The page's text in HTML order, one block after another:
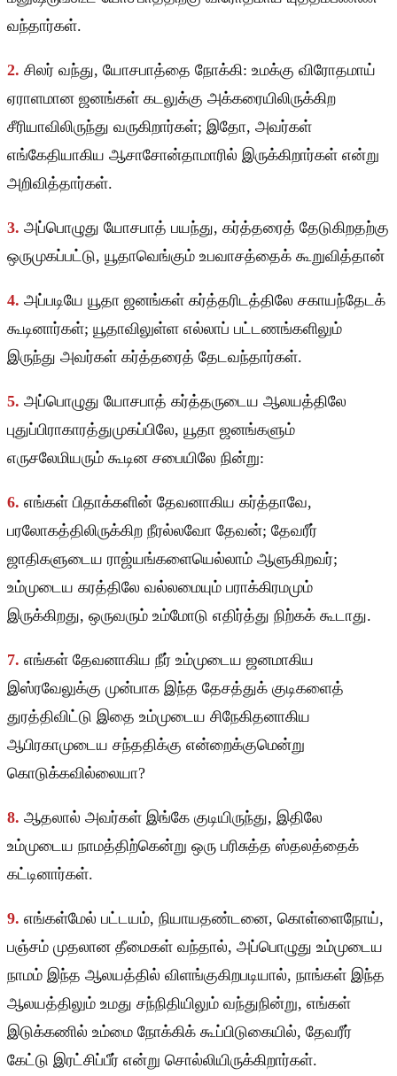
வந்தார்கள்.
2. சிலர் வந்து, யோசபாத்தை நோக்கி: உமக்கு விரோதமாய்
ஏராளமான ஜனங்கள் கடலுக்கு அக்கரையிலிருக்கிற
சீரியாவிலிருந்து வருகிறார்கள்; இதோ, அவர்கள்
எங்கேதியாகிய ஆசாசோன்தாமாரில் இருக்கிறார்கள் என்று
அறிவித்தார்கள்.
3. அப்பொழுது யோசபாத் பயந்து, கர்த்தரைத் தேடுகிறதற்கு
ஒருமுகப்பட்டு, யூதாவெங்கும் உபவாசத்தைக் கூறுவித்தான்
4. அப்படியே யூதா ஜனங்கள் கர்த்தரிடத்திலே சகாயந்தேடக்
கூடினார்கள்; யூதாவிலுள்ள எல்லாப் பட்டணங்களிலும்
இருந்து அவர்கள் கர்த்தரைத் தேடவந்தார்கள்.
5. அப்பொழுது யோசபாத் கர்த்தருடைய ஆலயத்திலே
புதுப்பிராகாரத்துமுகப்பிலே, யூதா ஜனங்களும்
எருசலேமியரும் கூடின சபையிலே நின்று:
6. எங்கள் பிதாக்களின் தேவனாகிய கர்த்தாவே,
பரலோகத்திலிருக்கிற நீரல்லவோ தேவன்; தேவரீர்
ஜாதிகளுடைய ராஜ்யங்களையெல்லாம் ஆளுகிறவர்;
உம்முடைய கரத்திலே வல்லமையும் பராக்கிரமமும்
இருக்கிறது, ஒருவரும் உம்மோடு எதிர்த்து நிற்கக் கூடாது.
7. எங்கள் தேவனாகிய நீர் உம்முடைய ஜனமாகிய
இஸ்ரவேலுக்கு முன்பாக இந்த தேசத்துக் குடிகளைத்
துரத்திவிட்டு இதை உம்முடைய சிநேகிதனாகிய
ஆபிரகாமுடைய சந்ததிக்கு என்றைக்குமென்று
கொடுக்கவில்லையா?
8. ஆதலால் அவர்கள் இங்கே குடியிருந்து, இதிலே
உம்முடைய நாமத்திற்கென்று ஒரு பரிசுத்த ஸ்தலத்தைக்
கட்டினார்கள்.
9. எங்கள்மேல் பட்டயம், நியாயதண்டனை, கொள்ளைநோய்,
பஞ்சம் முதலான தீமைகள் வந்தால், அப்பொழுது உம்முடைய
நாமம் இந்த ஆலயத்தில் விளங்குகிறபடியால், நாங்கள் இந்த
ஆலயத்திலும் உமது சந்நிதியிலும் வந்துநின்று, எங்கள்
இடுக்கணில் உம்மை நோக்கிக் கூப்பிடுகையில், தேவரீர்
கேட்டு இரட்சிப்பீர் என்று சொல்லியிருக்கிறார்கள்.